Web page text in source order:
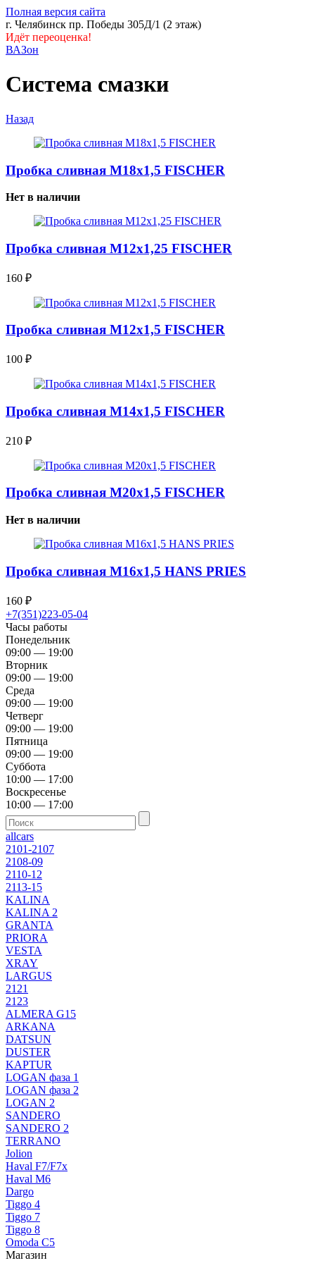
Полная версия сайта
г. Челябинск пр. Победы 305Д/1 (2 этаж)
Идёт переоценка!
ВАЗон
Система смазки
Назад
Пробка сливная М18х1,5 FISCHER
Нет в наличии
Пробка сливная М12х1,25 FISCHER
160 ₽
Пробка сливная М12х1,5 FISCHER
100 ₽
Пробка сливная М14х1,5 FISCHER
210 ₽
Пробка сливная М20х1,5 FISCHER
Нет в наличии
Пробка сливная М16х1,5 HANS PRIES
160 ₽
+7(351)223-05-04
Часы работы
Понедельник
09:00 — 19:00
Вторник
09:00 — 19:00
Среда
09:00 — 19:00
Четверг
09:00 — 19:00
Пятница
09:00 — 19:00
Суббота
10:00 — 17:00
Воскресенье
10:00 — 17:00
allcars
2101-2107
2108-09
2110-12
2113-15
KALINA
KALINA 2
GRANTA
PRIORA
VESTA
XRAY
LARGUS
2121
2123
ALMERA G15
ARKANA
DATSUN
DUSTER
KAPTUR
LOGAN фаза 1
LOGAN фаза 2
LOGAN 2
SANDERO
SANDERO 2
TERRANO
Jolion
Haval F7/F7x
Haval M6
Dargo
Tiggo 4
Tiggo 7
Tiggo 8
Omoda C5
Магазин